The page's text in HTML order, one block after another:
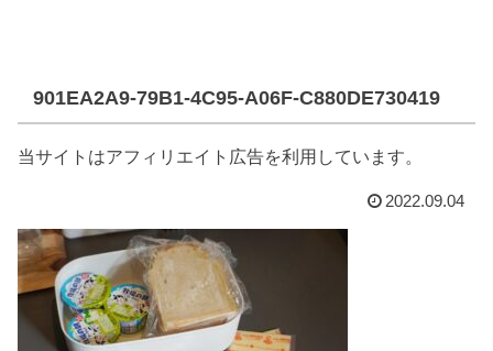
901EA2A9-79B1-4C95-A06F-C880DE730419
当サイトはアフィリエイト広告を利用しています。
2022.09.04